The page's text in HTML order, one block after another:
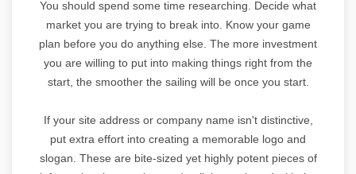
You should spend some time researching. Decide what
market you are trying to break into. Know your game
plan before you do anything else. The more investment
you are willing to put into making things right from the
start, the smoother the sailing will be once you start.
If your site address or company name isn't distinctive,
put extra effort into creating a memorable logo and
slogan. These are bite-sized yet highly potent pieces of